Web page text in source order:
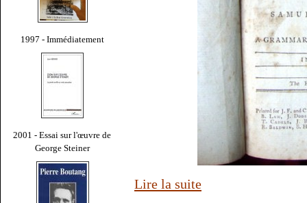
1997 - Immédiatement
2001 - Essai sur l'œuvre de
George Steiner
Lire la suite